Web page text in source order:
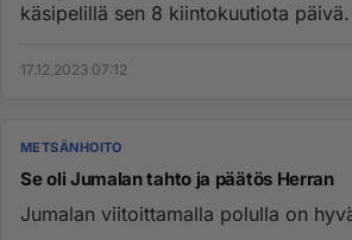
käsipelillä sen 8 kiintokuutiota
17.12.2023 07:12
METSÄNHOITO
Se oli Jumalan tahto ja päätös Herran
Jumalan viitoittamalla polulla on